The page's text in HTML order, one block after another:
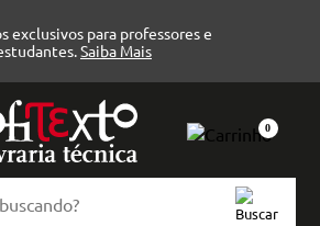
exclusivos para professores e
Saiba Mais
0